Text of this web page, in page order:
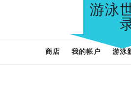
游泳
商店 我的帐户 游泳